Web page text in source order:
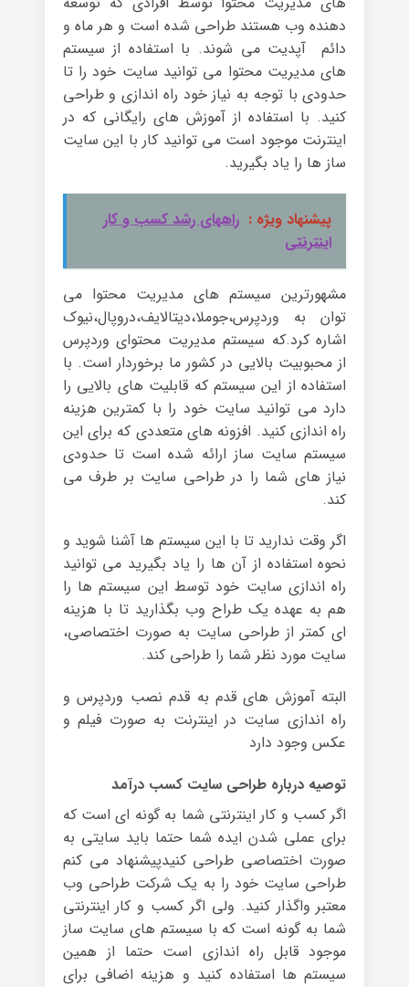
دهنده وب هستند طراحی شده است و هر ماه و
دائم آپدیت می شوند. با استفاده از سیستم
های مدیریت محتوا می توانید سایت خود را تا
حدودی با توجه به نیاز خود راه اندازی و طراحی
کنید. با استفاده از آموزش های رایگانی که در
اینترنت موجود است می توانید کار با این سایت
ساز ها را یاد بگیرید.
پیشنهاد ویژه : راههای رشد کسب و کار
اینترنتی
مشهورترین سیستم های مدیریت محتوا می
توان به وردپرس،جوملا،دیتالایف،دروپال،نیوک
اشاره کرد.که سیستم مدیریت محتوای وردپرس
از محبوبیت بالایی در کشور ما برخوردار است. با
استفاده از این سیستم که قابلیت های بالایی را
دارد می توانید سایت خود را با کمترین هزینه
راه اندازی کنید. افزونه های متعددی که برای این
سیستم سایت ساز ارائه شده است تا حدودی
نیاز های شما را در طراحی سایت بر طرف می
کند.
اگر وقت ندارید تا با این سیستم ها آشنا شوید و
نحوه استفاده از آن ها را یاد بگیرید می توانید
راه اندازی سایت خود توسط این سیستم ها را
هم به عهده یک طراح وب بگذارید تا با هزینه
ای کمتر از طراحی سایت به صورت اختصاصی،
سایت مورد نظر شما را طراحی کند.
البته آموزش های قدم به قدم نصب وردپرس و
راه اندازی سایت در اینترنت به صورت فیلم و
عکس وجود دارد
توصیه درباره طراحی سایت کسب درآمد
اگر کسب و کار اینترنتی شما به گونه ای است که
برای عملی شدن ایده شما حتما باید سایتی به
صورت اختصاصی طراحی کنیدپیشنهاد می کنم
طراحی سایت خود را به یک شرکت طراحی وب
معتبر واگذار کنید. ولی اگر کسب و کار اینترنتی
شما به گونه است که با سیستم های سایت ساز
موجود قابل راه اندازی است حتما از همین
سیستم ها استفاده کنید و هزینه اضافی برای